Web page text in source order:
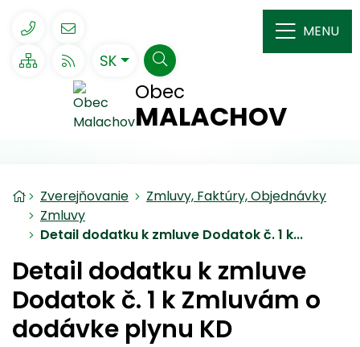
Obec
MALACHOV
048/410 40 30
Mapa webu
RSS SKSlovenskyHľadať
MENU
Úvodná stránka
Zverejňovanie
Zmluvy, Faktúry, Objednávky
Zmluvy
Detail dodatku k zmluve Dodatok č. 1 k...
Detail dodatku k zmluve
Dodatok č. 1 k Zmluvám o
dodávke plynu KD